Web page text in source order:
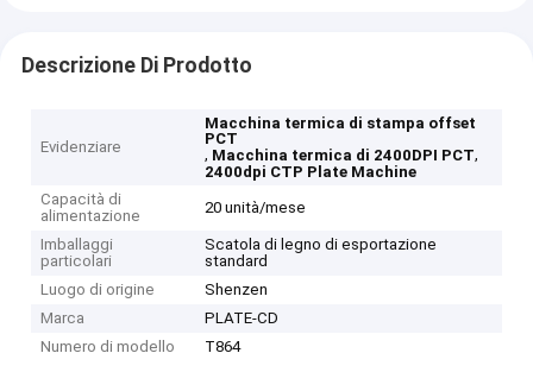
Descrizione Di Prodotto
Evidenziare
Macchina termica di stampa offset
PCT
, Macchina termica di 2400DPI PCT,
2400dpi CTP Plate Machine
Capacità di
alimentazione
20 unità/mese
Imballaggi
particolari
Scatola di legno di esportazione
standard
Luogo di origine
Shenzen
Marca
PLATE-CD
Numero di modello
T864